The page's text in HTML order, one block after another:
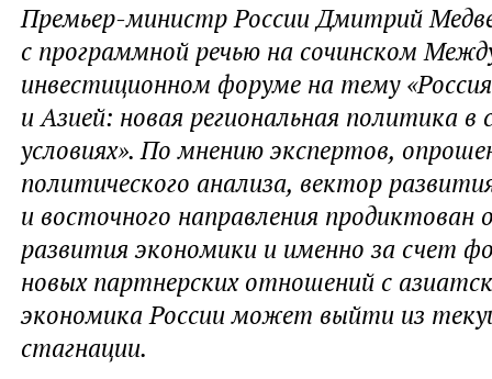
Премьер-министр России Дмитрий
с программной речью на сочинском
инвестиционном форуме на тему «
и Азией: новая региональная политика в
условиях». По мнению экспертов,
политического анализа, вектор
и восточного направления продиктован
развития экономики и именно за счет
новых партнерских отношений с
экономика России может выйти из
стагнации.